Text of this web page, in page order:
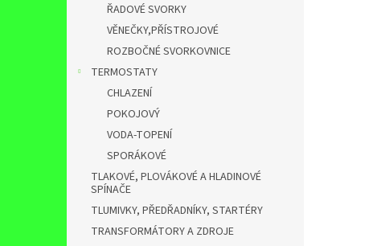
ŘADOVÉ SVORKY
VĚNEČKY,PŘÍSTROJOVÉ
ROZBOČNÉ SVORKOVNICE
TERMOSTATY
CHLAZENÍ
POKOJOVÝ
VODA-TOPENÍ
SPORÁKOVÉ
TLAKOVÉ, PLOVÁKOVÉ A HLADINOVÉ
SPÍNAČE
TLUMIVKY, PŘEDŘADNÍKY, STARTÉRY
TRANSFORMÁTORY A ZDROJE